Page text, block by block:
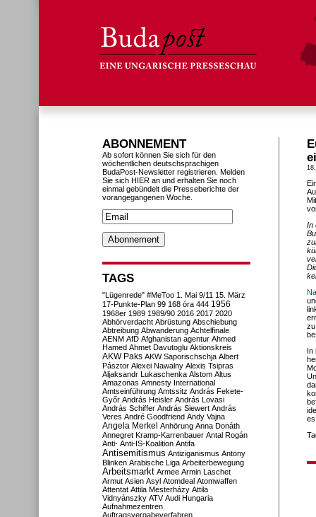
In
In
ABONNEMENT
Ab sofort können Sie sich für den
wöchentlichen deutschsprachigen
BudaPost-Newsletter registrieren. Melden
Sie sich HIER an und erhalten Sie noch
einmal gebündelt die Presseberichte der
vorangegangenen Woche.
TAGS
"Lügenrede" #MeToo 1. Mai 9/11 15. März
17-Punkte-Plan 99 168 óra 444 1956
1968er 1989 1989/90 2016 2017 2020
Abhörverdacht Abrüstung Abschiebung
Abtreibung Abwanderung Achtelfinale
AENM AfD Afghanistan agentur Ahmed
Hamed Ahmet Davutoglu Aktionskreis
AKW Paks AKW Saporischschja Albert
Pásztor Alexei Nawalny Alexis Tsipras
Aljaksandr Lukaschenka Alstom Altus
Amazonas Amnesty International
Amtseinführung Amtssitz András Fekete-
Győr András Heisler András Lovasi
András Schiffer András Siewert András
Veres André Goodfriend Andy Vajna
Angela Merkel Anhörung Anna Donáth
Annegret Kramp-Karrenbauer Antal Rogán
Anti- Anti-IS-Koalition Antifa
Antisemitismus Antiziganismus Antony
Blinken Arabische Liga Arbeiterbewegung
Arbeitsmarkt Armee Armin Laschet
Armut Asien Asyl Atomdeal Atomwaffen
Attentat Attila Mesterházy Attila
Vidnyánszky ATV Audi Hungaria
Aufnahmezentren
Auftragsvergabeverfahren